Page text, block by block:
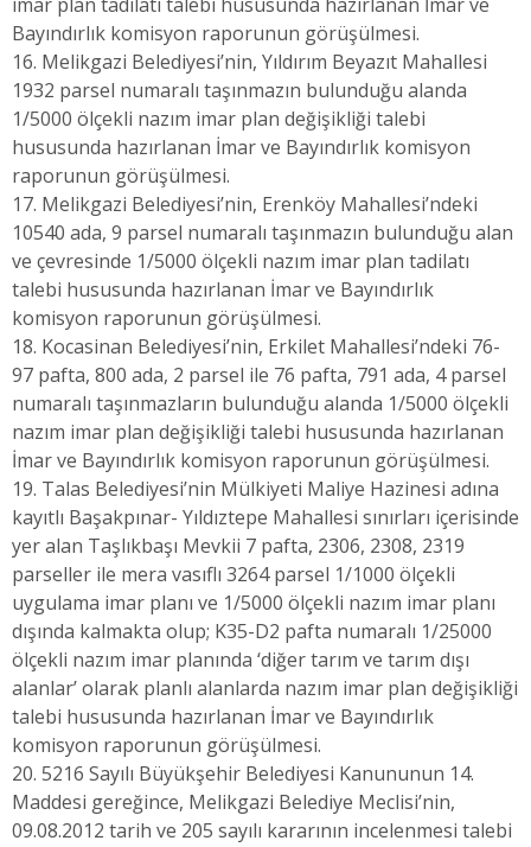
Bayındırlık komisyon raporunun görüşülmesi.
16. Melikgazi Belediyesi’nin, Yıldırım Beyazıt Mahallesi
1932 parsel numaralı taşınmazın bulunduğu alanda
1/5000 ölçekli nazım imar plan değişikliği talebi
hususunda hazırlanan İmar ve Bayındırlık komisyon
raporunun görüşülmesi.
17. Melikgazi Belediyesi’nin, Erenköy Mahallesi’ndeki
10540 ada, 9 parsel numaralı taşınmazın bulunduğu alan
ve çevresinde 1/5000 ölçekli nazım imar plan tadilatı
talebi hususunda hazırlanan İmar ve Bayındırlık
komisyon raporunun görüşülmesi.
18. Kocasinan Belediyesi’nin, Erkilet Mahallesi’ndeki 76-
97 pafta, 800 ada, 2 parsel ile 76 pafta, 791 ada, 4 parsel
numaralı taşınmazların bulunduğu alanda 1/5000 ölçekli
nazım imar plan değişikliği talebi hususunda hazırlanan
İmar ve Bayındırlık komisyon raporunun görüşülmesi.
19. Talas Belediyesi’nin Mülkiyeti Maliye Hazinesi adına
kayıtlı Başakpınar- Yıldıztepe Mahallesi sınırları içerisinde
yer alan Taşlıkbaşı Mevkii 7 pafta, 2306, 2308, 2319
parseller ile mera vasıflı 3264 parsel 1/1000 ölçekli
uygulama imar planı ve 1/5000 ölçekli nazım imar planı
dışında kalmakta olup; K35-D2 pafta numaralı 1/25000
ölçekli nazım imar planında ‘diğer tarım ve tarım dışı
alanlar’ olarak planlı alanlarda nazım imar plan değişikliği
talebi hususunda hazırlanan İmar ve Bayındırlık
komisyon raporunun görüşülmesi.
20. 5216 Sayılı Büyükşehir Belediyesi Kanununun 14.
Maddesi gereğince, Melikgazi Belediye Meclisi’nin,
09.08.2012 tarih ve 205 sayılı kararının incelenmesi talebi